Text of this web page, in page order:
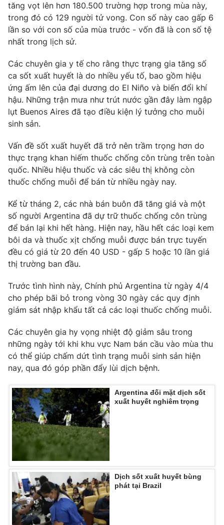
Thị trường
Tư vấn
Lịch phát sóng
Chuyên mục khác
Emagazine Podcast
Photo Infographic
Video
VTV Money VTV Thể thao
VTV Sức khoẻ Bất động sản
Thị trường 24h Tấm lòng Việt
VTV4 Vươn mình bằng AI
VTV9
Liên hệ tòa soạn English
THỜI BÁO VTV
Theo dõi báo trên
Cơ quan chủ quản:Đài Truyền hình Việt Nam
Cơ quan báo chí: Thời báo VTV
Giấy phép hoạt động báo in và báo điện tử số 483/GP-BTTTT
cấp ngày 29/12/2023
Tổng Biên tập:
Vũ Thanh Thủy
Phó Tổng Biên tập:Nguyễn Thị Mỹ Hạnh, Phạm Quốc Thắng,
Nguyễn Trọng Ninh
Tổng đài VTV: 024.38 355 931 - 024.38 355 932
tăng vọt lên hơn 180.500 trường hợp trong mùa này,
trong đó có 129 người tử vong. Con số này cao gấp 6
lần so với con số của mùa trước - vốn đã là con số tệ
nhất trong lịch sử.
Các chuyên gia y tế cho rằng thực trạng gia tăng số
ca sốt xuất huyết là do nhiều yếu tố, bao gồm hiệu
ứng ấm lên của đại dương do El Niño và biến đổi khí
hậu. Những trận mưa như trút nước gần đây làm ngập
lụt Buenos Aires đã tạo điều kiện lý tưởng cho muỗi
sinh sản.
Vấn đề sốt xuất huyết đã trở nên trầm trọng hơn do
thực trạng khan hiếm thuốc chống côn trùng trên toàn
quốc. Nhiều hiệu thuốc và các siêu thị không còn
thuốc chống muỗi để bán từ nhiều ngày nay.
Kể từ tháng 2, các nhà bán buôn đã tăng giá và một
số người Argentina đã dự trữ thuốc chống côn trùng
để bán lại khi hết hàng. Hiện nay, hầu hết các loại kem
bôi da và thuốc xịt chống muỗi được bán trực tuyến
đều có giá từ 20 đến 40 USD - gấp 5 hoặc 10 lần giá
thị trường ban đầu.
Trước tình hình này, Chính phủ Argentina từ ngày 4/4
cho phép bãi bỏ trong vòng 30 ngày các quy định
giám sát nhập khẩu tất cả các loại thuốc chống muỗi.
Các chuyên gia hy vọng nhiệt độ giảm sâu trong
những ngày tới khi khu vực Nam bán cầu vào mùa thu
có thể giúp chấm dứt tình trạng muỗi sinh sản hiện
nay, qua đó góp phần đẩy lùi dịch bệnh.
Argentina đối mặt dịch sốt
xuất huyết nghiêm trọng
Dịch sốt xuất huyết bùng
phát tại Brazil